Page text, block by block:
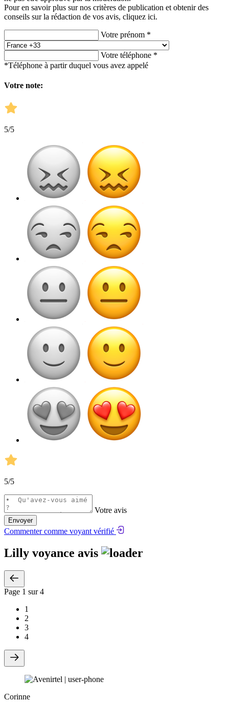
Pour en savoir plus sur nos critères de publication et obtenir des
conseils sur la rédaction de vos avis, cliquez ici.
Votre prénom *
Votre téléphone *
*Téléphone à partir duquel vous avez appelé
Votre note:
5/5
5/5
Votre avis
Envoyer
Commenter comme voyant vérifié
Lilly voyance avis
Page 1 sur 4
1
2
3
4
Corinne